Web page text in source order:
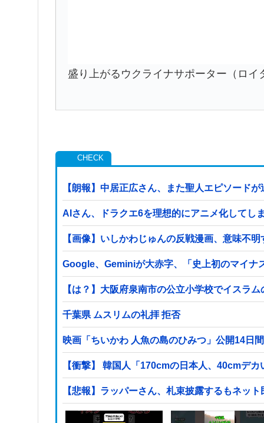
盛り上がるウクライナサポーター（ロイ
【朗報】中居正広さん、また聖人エピソード
AIさん、ドラクエ6を理想的にアニメ化してし
【画像】いしかわじゅんの反戦漫画、意味不
Google、Geminiが大赤字、「史上初のマイナ
【は？】大阪府泉南市の公立小学校でイスラ
千葉県 ムスリムの礼拝 拒否
映画「ちいかわ 人魚の島のひみつ」公開14日
【衝撃】 韓国人「170cmの日本人、40cmデ
【悲報】ラッパーさん、札束披露するもネッ